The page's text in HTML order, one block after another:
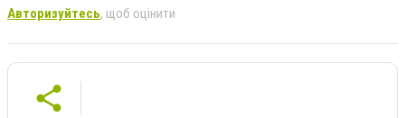
Авторизуйтесь, щоб оцінити